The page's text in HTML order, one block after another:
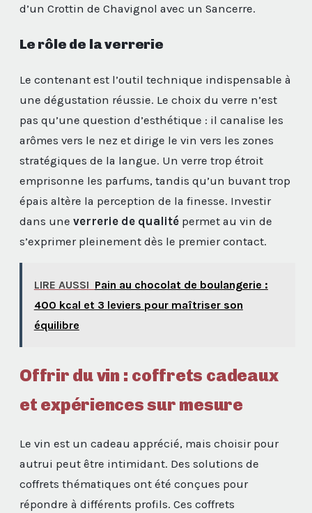
d’un Crottin de Chavignol avec un Sancerre.
Le rôle de la verrerie
Le contenant est l’outil technique indispensable à
une dégustation réussie. Le choix du verre n’est
pas qu’une question d’esthétique : il canalise les
arômes vers le nez et dirige le vin vers les zones
stratégiques de la langue. Un verre trop étroit
emprisonne les parfums, tandis qu’un buvant trop
épais altère la perception de la finesse. Investir
dans une verrerie de qualité permet au vin de
s’exprimer pleinement dès le premier contact.
LIRE AUSSI Pain au chocolat de boulangerie :
400 kcal et 3 leviers pour maîtriser son
équilibre
Offrir du vin : coffrets cadeaux
et expériences sur mesure
Le vin est un cadeau apprécié, mais choisir pour
autrui peut être intimidant. Des solutions de
coffrets thématiques ont été conçues pour
répondre à différents profils. Ces coffrets